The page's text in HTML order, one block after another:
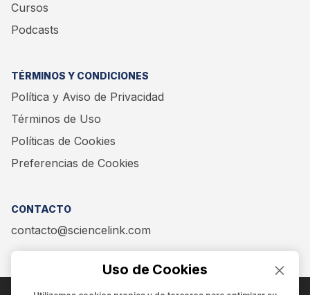
Cursos
Podcasts
TÉRMINOS Y CONDICIONES
Política y Aviso de Privacidad
Términos de Uso
Políticas de Cookies
Preferencias de Cookies
CONTACTO
contacto@sciencelink.com
Uso de Cookies